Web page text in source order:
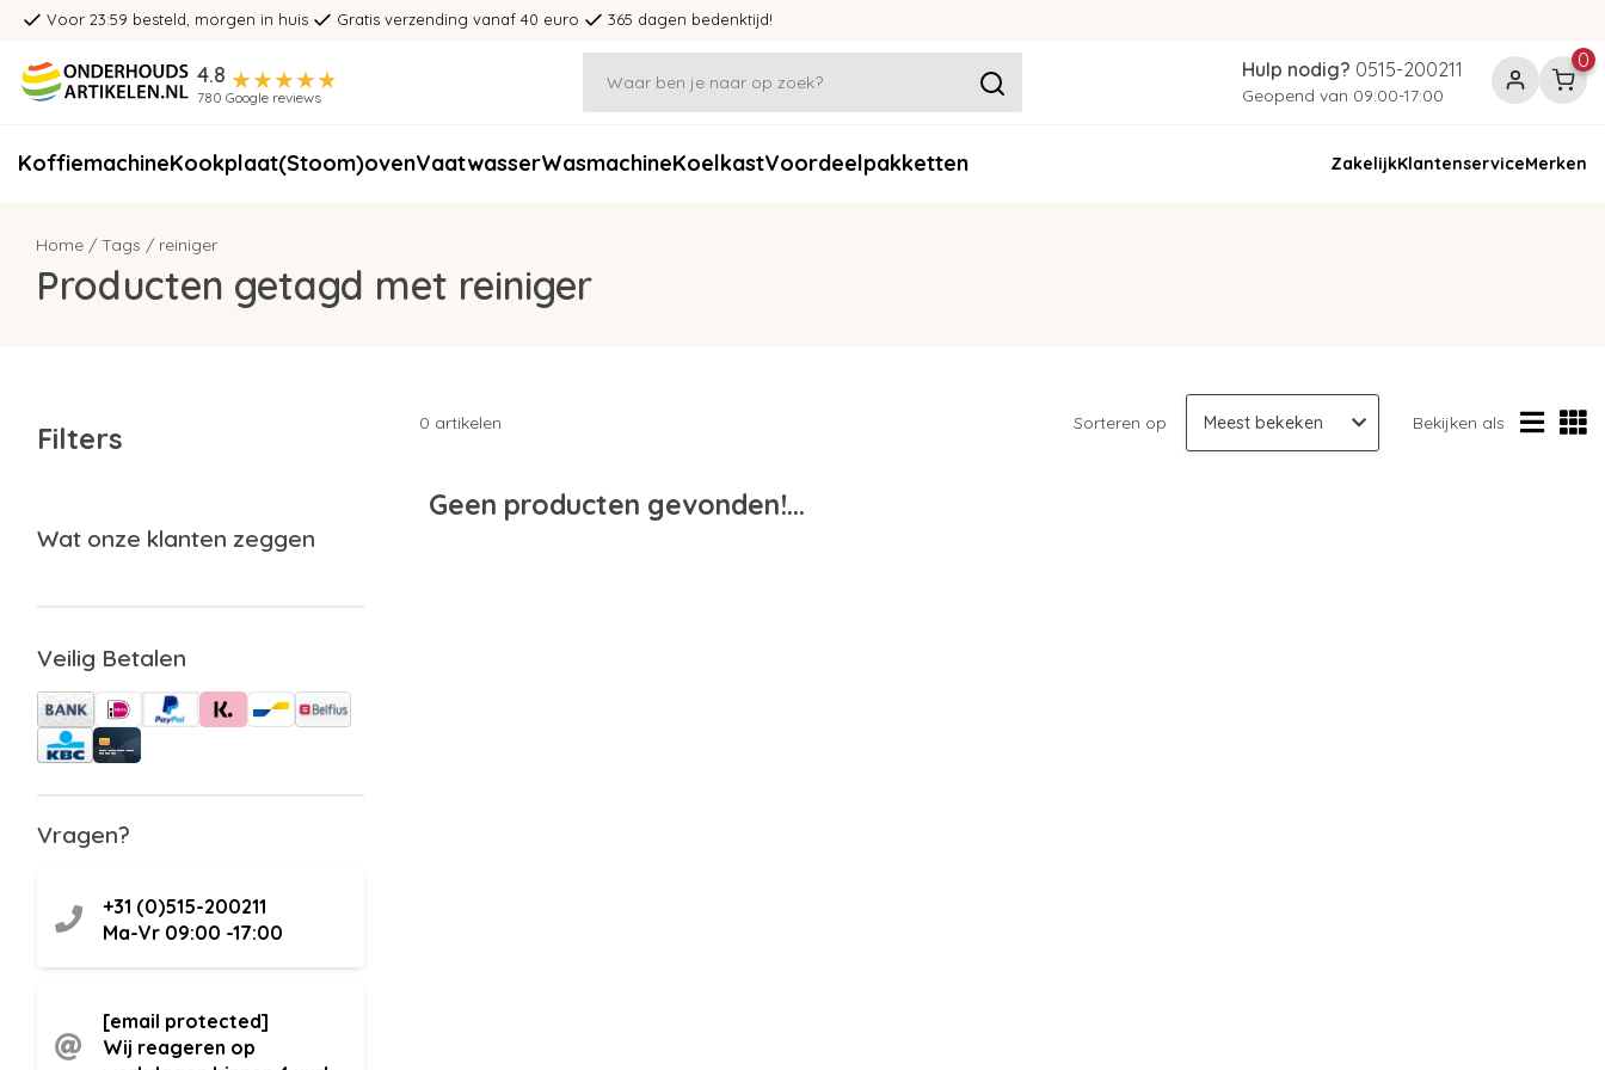
Voor 23:59 besteld, morgen in huis Gratis verzending vanaf 40 euro 365 dagen bedenktijd!
4.8
780 Google reviews
Hulp nodig? 0515-200211
Geopend van 09:00-17:00
0
KoffiemachineKookplaat(Stoom)ovenVaatwasserWasmachineKoelkastVoordeelpakketten ZakelijkKlantenserviceMerken
Home / Tags / reiniger
Producten getagd met reiniger
Filters
Wat onze klanten zeggen
Veilig Betalen
Vragen?
+31 (0)515-200211
Ma-Vr 09:00 -17:00
[email protected]
Wij reageren op
0 artikelen Sorteren op Bekijken als
Geen producten gevonden!...